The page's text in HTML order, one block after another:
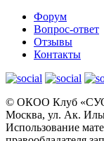
Форум
Вопрос-ответ
Отзывы
Контакты
© OКОО Клуб
Москва, ул. Ак.
Использование